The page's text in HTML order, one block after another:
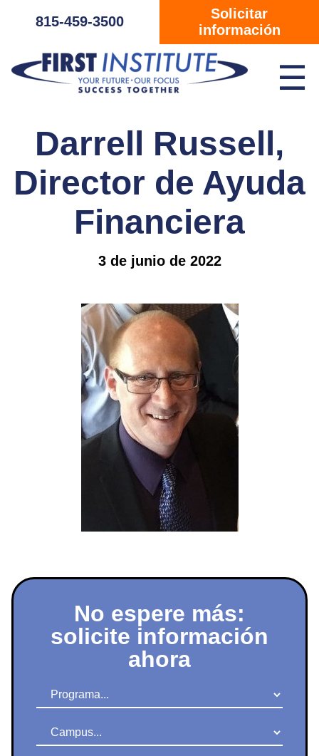
815-459-3500
Solicitar
información
☰
Darrell Russell,
Director de Ayuda
Financiera
3 de junio de 2022
No espere más:
solicite información
ahora
Programa
Campus